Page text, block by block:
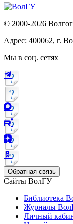
© 2000-2026
Адрес: 400062, г.
Мы в соц. сетях
Обратная связь
Сайты ВолГУ
Библиотека
Журналы
Личный